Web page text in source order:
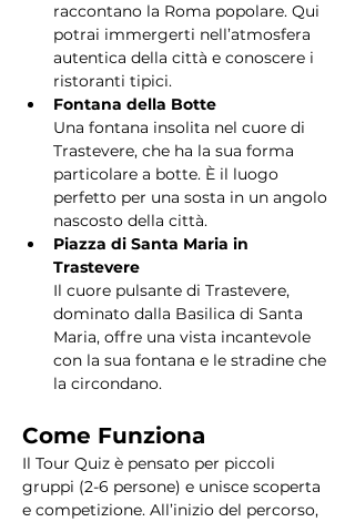
raccontano la Roma popolare. Qui
potrai immergerti nell’atmosfera
autentica della città e conoscere i
ristoranti tipici.
Fontana della Botte
Una fontana insolita nel cuore di
Trastevere, che ha la sua forma
particolare a botte. È il luogo
perfetto per una sosta in un angolo
nascosto della città.
Piazza di Santa Maria in
Trastevere
Il cuore pulsante di Trastevere,
dominato dalla Basilica di Santa
Maria, offre una vista incantevole
con la sua fontana e le stradine che
la circondano.
Come Funziona
Il Tour Quiz è pensato per piccoli
gruppi (2-6 persone) e unisce scoperta
e competizione. All’inizio del percorso,